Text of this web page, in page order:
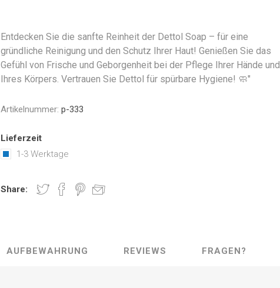
Entdecken Sie die sanfte Reinheit der Dettol Soap – für eine
gründliche Reinigung und den Schutz Ihrer Haut! Genießen Sie das
Gefühl von Frische und Geborgenheit bei der Pflege Ihrer Hände und
Ihres Körpers. Vertrauen Sie Dettol für spürbare Hygiene! 🧼"
Artikelnummer: p-333
Lieferzeit
1-3 Werktage
Share:
AUFBEWAHRUNG REVIEWS FRAGEN?